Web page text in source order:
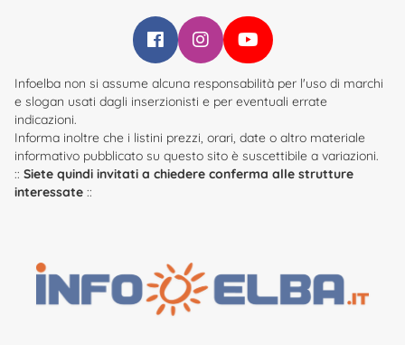
Infoelba su Facebook
Infoelba su Instagram
Infoelba su YouTube
Infoelba non si assume alcuna responsabilità per l'uso di marchi
e slogan usati dagli inserzionisti e per eventuali errate
indicazioni.
Informa inoltre che i listini prezzi, orari, date o altro materiale
informativo pubblicato su questo sito è suscettibile a variazioni.
:: Siete quindi invitati a chiedere conferma alle strutture
interessate ::